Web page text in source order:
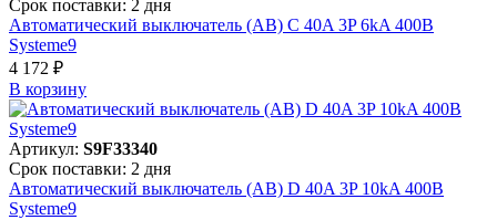
Срок поставки: 2 дня
Автоматический выключатель (АВ) C 40A 3P 6kA 400В
Systeme9
4 172 ₽
В корзинy
Артикул: S9F33340
Срок поставки: 2 дня
Автоматический выключатель (АВ) D 40A 3P 10kA 400В
Systeme9